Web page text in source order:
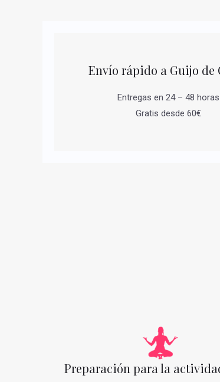
Envío rápido a Guijo de
Entregas en 24 – 48 horas
Gratis desde 60€
Preparación para la